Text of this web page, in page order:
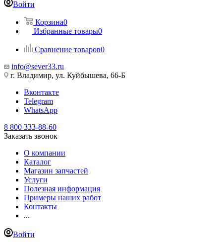
Войти
Корзина0
Избранные товары0
Сравнение товаров0
info@sever33.ru
г. Владимир, ул. Куйбышева, 66-Б
Вконтакте
Telegram
WhatsApp
8 800 333-88-60
Заказать звонок
О компании
Каталог
Магазин запчастей
Услуги
Полезная информация
Примеры наших работ
Контакты
...
Войти